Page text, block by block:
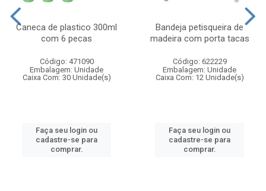
Caneca de plastico 300ml
com 6 pecas
Código: 471090
Embalagem: Unidade
Caixa Com: 30 Unidade(s)
Faça seu login ou
cadastre-se para
comprar.
Bandeja petisqueira de
madeira com porta tacas
Código: 622229
Embalagem: Unidade
Caixa Com: 12 Unidade(s)
Faça seu login ou
cadastre-se para
comprar.